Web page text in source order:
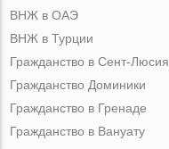
ВНЖ в ОАЭ
ВНЖ в Турции
Гражданство в Сент-Люсия
Гражданство Доминики
Гражданство в Гренаде
Гражданство в Вануату